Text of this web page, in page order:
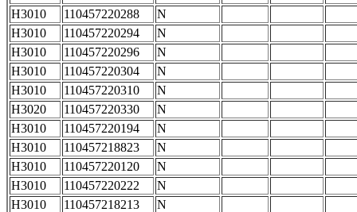
H3010
110457220288
N
H3010
110457220294
N
H3010
110457220296
N
H3010
110457220304
N
H3010
110457220310
N
H3020
110457220330
N
H3010
110457220194
N
H3010
110457218823
N
H3010
110457220120
N
H3010
110457220222
N
H3010
110457218213
N